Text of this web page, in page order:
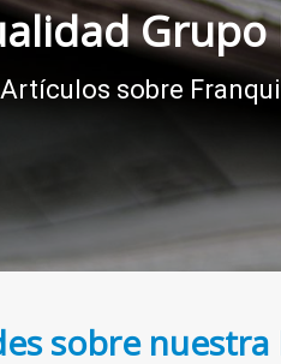
Grupo
Artículos sobre
sobre